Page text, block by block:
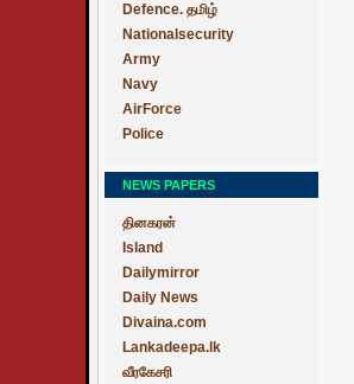
Defence. தமிழ்
Nationalsecurity
Army
Navy
AirForce
Police
NEWS PAPERS
தினகரன்
Island
Dailymirror
Daily News
Divaina.com
Lankadeepa.lk
வீரகேசரி